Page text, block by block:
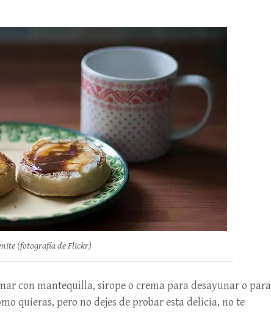
(fotografía de Flickr)
con mantequilla, sirope o crema para desayunar o para
quieras, pero no dejes de probar esta delicia, no te